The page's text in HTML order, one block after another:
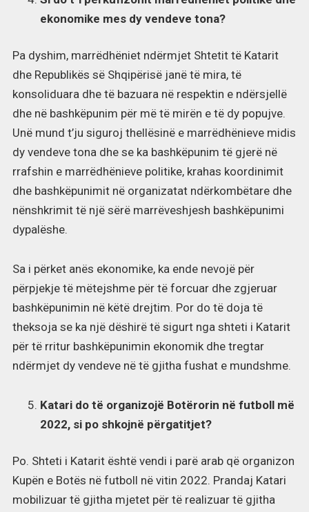
ekonomike mes dy vendeve tona?
Pa dyshim, marrëdhëniet ndërmjet Shtetit të Katarit
dhe Republikës së Shqipërisë janë të mira, të
konsoliduara dhe të bazuara në respektin e ndërsjellë
dhe në bashkëpunim për më të mirën e të dy popujve.
Unë mund t’ju siguroj thellësinë e marrëdhënieve midis
dy vendeve tona dhe se ka bashkëpunim të gjerë në
rrafshin e marrëdhënieve politike, krahas koordinimit
dhe bashkëpunimit në organizatat ndërkombëtare dhe
nënshkrimit të një sërë marrëveshjesh bashkëpunimi
dypalëshe.
Sa i përket anës ekonomike, ka ende nevojë për
përpjekje të mëtejshme për të forcuar dhe zgjeruar
bashkëpunimin në këtë drejtim. Por do të doja të
theksoja se ka një dëshirë të sigurt nga shteti i Katarit
për të rritur bashkëpunimin ekonomik dhe tregtar
ndërmjet dy vendeve në të gjitha fushat e mundshme.
Katari do të organizojë Botërorin në futboll më
2022, si po shkojnë përgatitjet?
Po. Shteti i Katarit është vendi i parë arab që organizon
Kupën e Botës në futboll në vitin 2022. Prandaj Katari
mobilizuar të gjitha mjetet për të realizuar të gjitha